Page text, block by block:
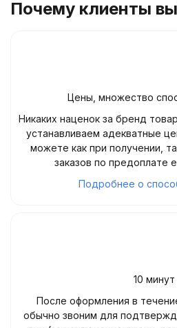
Почему клиенты
Цены, множество
Никаких наценок за бренд
устанавливаем адекватные
можете как при получении,
заказов по предоплате
Подробнее о
10 минут
После оформления в
обычно звоним для